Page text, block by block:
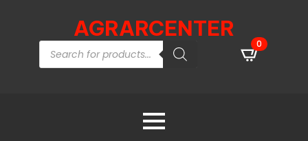
AGRARCENTER
Products
search
0